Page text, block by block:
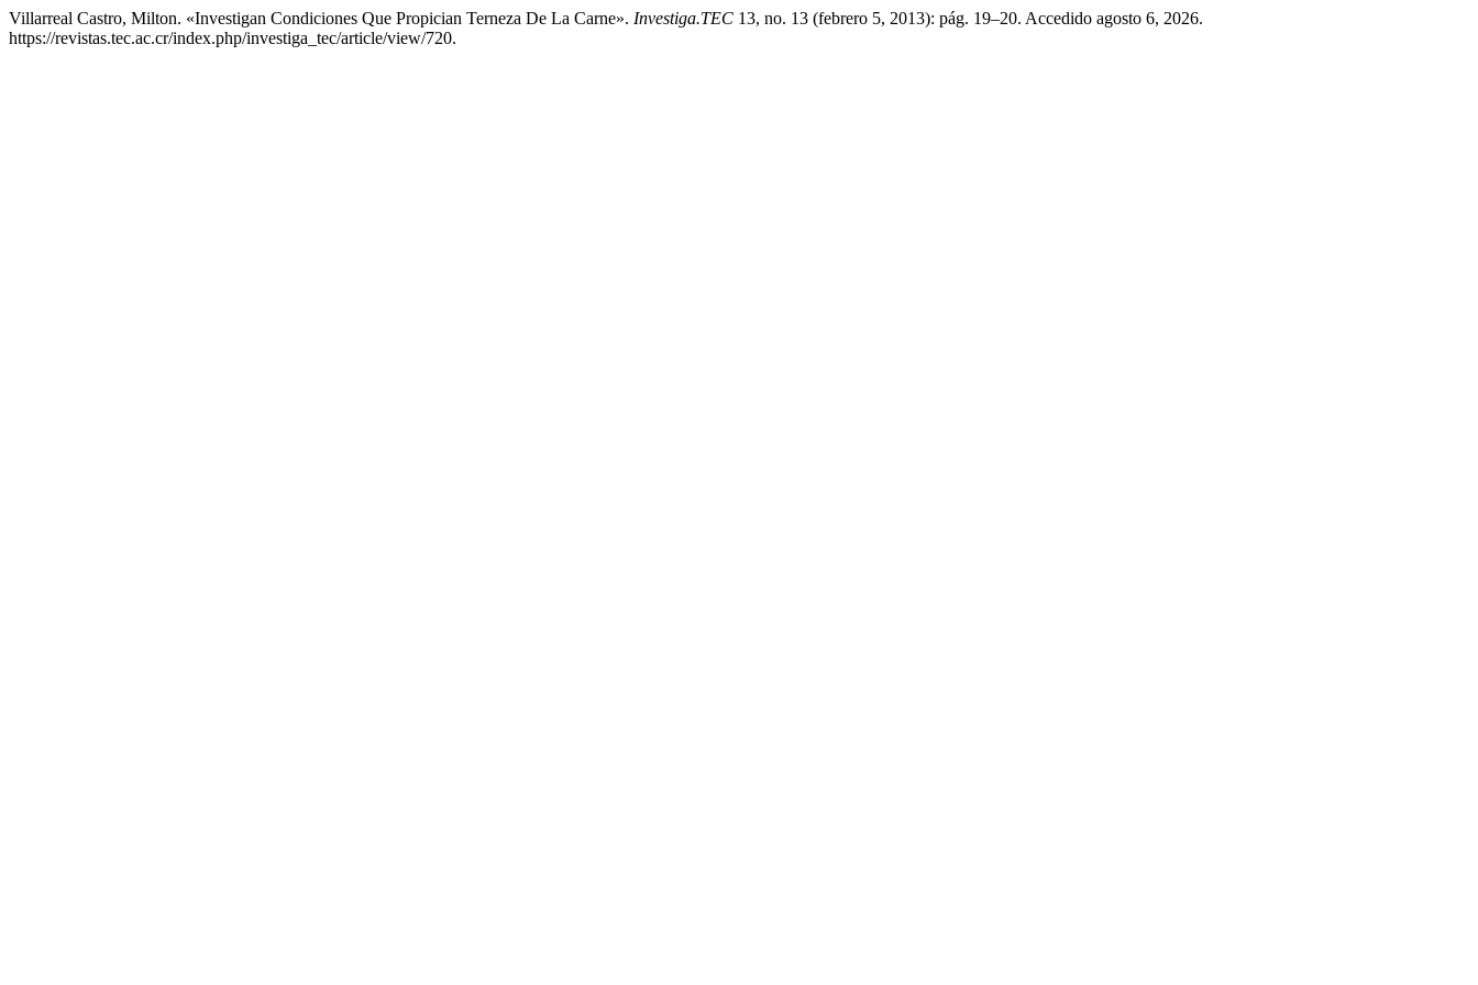
Villarreal Castro, Milton. «Investigan Condiciones Que Propician Terneza De La Carne». Investiga.TEC 13, no. 13 (febrero 5, 2013): pág. 19–20. Accedido agosto 6, 2026.
https://revistas.tec.ac.cr/index.php/investiga_tec/article/view/720.